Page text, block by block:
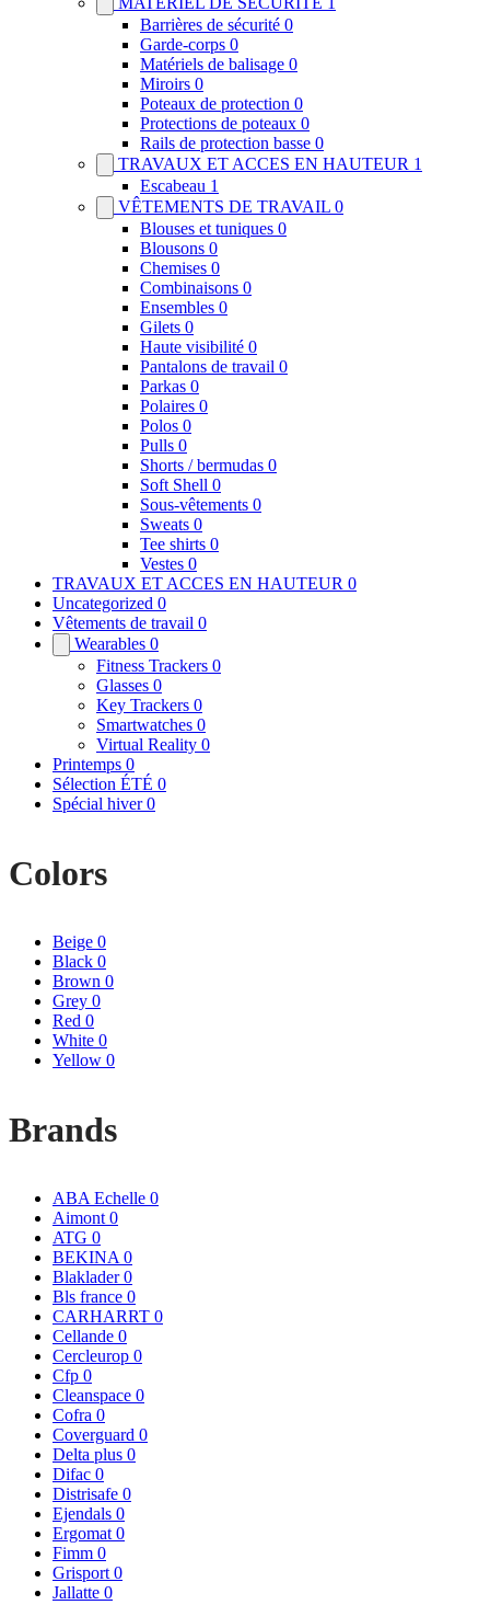
Barrières de sécurité 0
Garde-corps 0
Matériels de balisage 0
Miroirs 0
Poteaux de protection 0
Protections de poteaux 0
Rails de protection basse 0
TRAVAUX ET ACCES EN HAUTEUR 1
Escabeau 1
VÊTEMENTS DE TRAVAIL 0
Blouses et tuniques 0
Blousons 0
Chemises 0
Combinaisons 0
Ensembles 0
Gilets 0
Haute visibilité 0
Pantalons de travail 0
Parkas 0
Polaires 0
Polos 0
Pulls 0
Shorts / bermudas 0
Soft Shell 0
Sous-vêtements 0
Sweats 0
Tee shirts 0
Vestes 0
TRAVAUX ET ACCES EN HAUTEUR 0
Uncategorized 0
Vêtements de travail 0
Wearables 0
Fitness Trackers 0
Glasses 0
Key Trackers 0
Smartwatches 0
Virtual Reality 0
Printemps 0
Sélection ÉTÉ 0
Spécial hiver 0
Colors
Beige 0
Black 0
Brown 0
Grey 0
Red 0
White 0
Yellow 0
Brands
ABA Echelle 0
Aimont 0
ATG 0
BEKINA 0
Blaklader 0
Bls france 0
CARHARRT 0
Cellande 0
Cercleurop 0
Cfp 0
Cleanspace 0
Cofra 0
Coverguard 0
Delta plus 0
Difac 0
Distrisafe 0
Ejendals 0
Ergomat 0
Fimm 0
Grisport 0
Jallatte 0